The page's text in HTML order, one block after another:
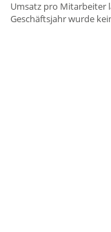
Umsatz pro Mitarbeiter
Geschäftsjahr wurde